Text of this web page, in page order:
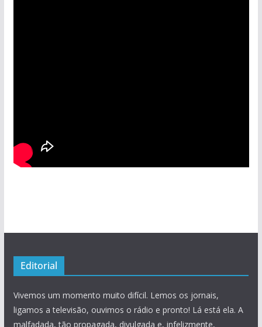
Editorial
Vivemos um momento muito difícil. Lemos os jornais,
ligamos a televisão, ouvimos o rádio e pronto! Lá está ela. A
malfadada, tão propagada, divulgada e, infelizmente,